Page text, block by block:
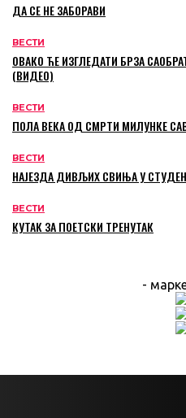
ДА СЕ НЕ ЗАБОРАВИ
ВЕСТИ
ОВАКО ЋЕ ИЗГЛЕДАТИ БРЗА
(ВИДЕО)
ВЕСТИ
ПОЛА ВЕКА ОД СМРТИ МИЛУНКЕ
ВЕСТИ
НАЈЕЗДА ДИВЉИХ СВИЊА У
ВЕСТИ
КУТАК ЗА ПОЕТСКИ ТРЕНУТАК
-